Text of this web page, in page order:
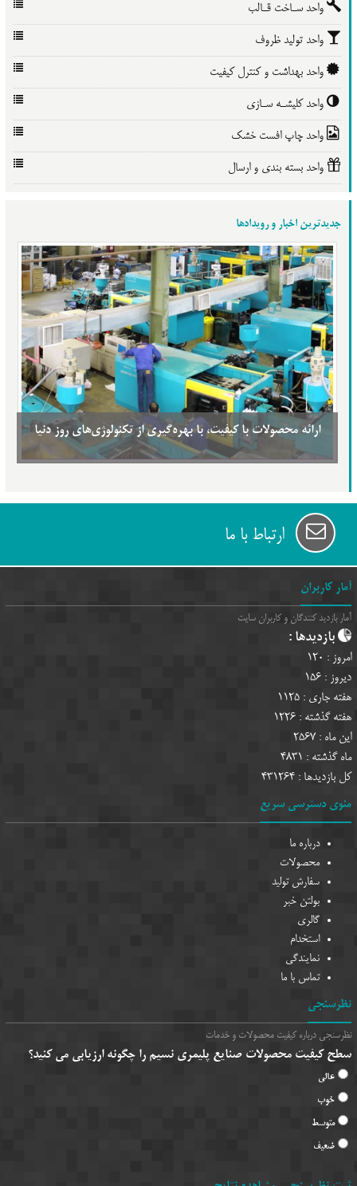
واحد سـاخت قـالب
واحد تولید ظروف
واحد بهداشت و کنترل کیفیت
واحد کلیشـه سـازی
واحد چاپ افست خشک
واحد بسته بندی و ارسال
جدیدترین اخبار و رویدادها
ارائه محصولات با کیفیت، با بهره‌گیری از تکنولوژی‌های روز دنیا
ارتباط با ما
آمار کاربران
آمار بازدید کنندگان و کاربران سایت
بازدیدها :
امروز : 120
دیروز : 156
هفته جاری : 1125
هفته گذشته : 1226
این ماه : 2567
ماه گذشته : 4831
کل بازدیدها : 431264
منوی دسترسی سریع
درباره ما
محصولات
سفارش تولید
بولتن خبر
گالری
استخدام
نمایندگی
تماس با ما
نظرسنجی
نظرسنجی درباره کیفیت محصولات و خدمات
سطح کیفیت محصولات صنایع پلیمری نسیم را چگونه ارزیابی می کنید؟
عالی
خوب
متوسط
ضعیف